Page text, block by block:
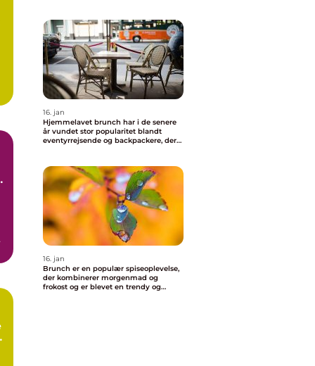
16. jan
Hjemmelavet brunch har i de senere
år vundet stor popularitet blandt
eventyrrejsende og backpackere, der
skulle forlade deres indkvartering
16. jan
Brunch er en populær spiseoplevelse,
der kombinerer morgenmad og
frokost og er blevet en trendy og